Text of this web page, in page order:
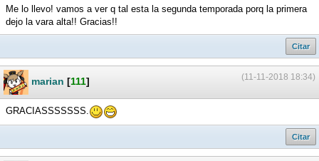
Me lo llevo! vamos a ver q tal esta la segunda temporada porq la primera
dejo la vara alta!! Gracias!!
Citar
(11-11-2018 18:34)
marian [111]
GRACIASSSSSSS.
Citar